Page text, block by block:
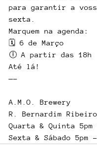
para garantir a
sexta.
Marquem na agenda:
🗓️ 6 de Março
🕕 A partir das 18h
Até lá!
—-
A.M.O. Brewery
R. Bernardim
Quarta & Quinta 5pm
Sexta & Sábado 5pm